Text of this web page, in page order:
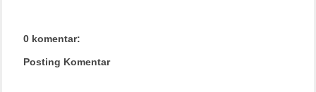
0 komentar:
Posting Komentar